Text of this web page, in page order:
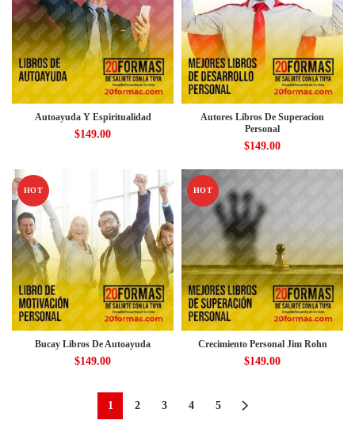
Autoayuda Y Espiritualidad
$149.00
Autores Libros De Superacion
Personal
$149.00
HOT
Bucay Libros De Autoayuda
$149.00
HOT
Crecimiento Personal Jim Rohn
$149.00
1 2 3 4 5